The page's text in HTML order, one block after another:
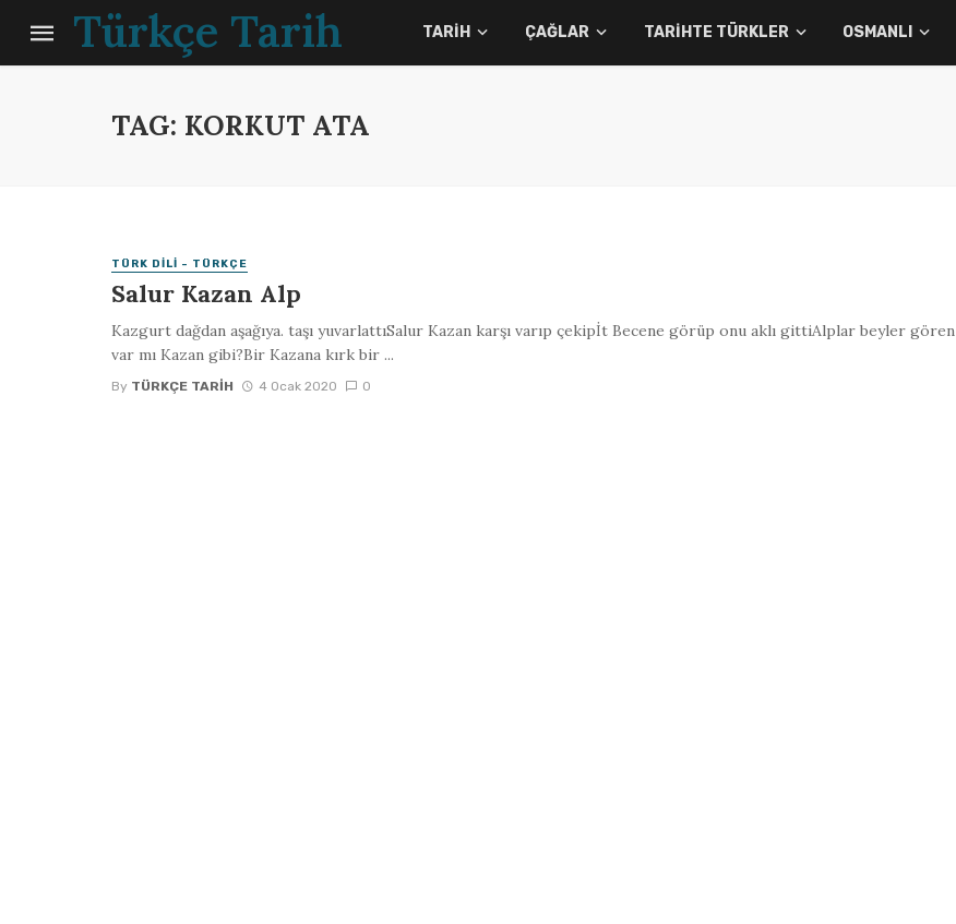
Türkçe Tarih TARIH ÇAĞLAR TARIHTE TÜRKLER OSMANLI
TAG: KORKUT ATA
TÜRK DILI - TÜRKÇE
Salur Kazan Alp
Kazgurt dağdan aşağıya. taşı yuvarlattıSalur Kazan karşı varıp çekipİt Becene görüp onu aklı gittiAlplar beyler gören
var mı Kazan gibi?Bir Kazana kırk bir ...
By TÜRKÇE TARIH 4 Ocak 2020 0